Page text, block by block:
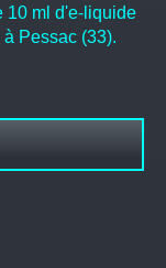
10 ml d'e-liquide
Pessac (33).